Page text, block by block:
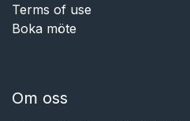
Terms of use
Boka möte
Om oss